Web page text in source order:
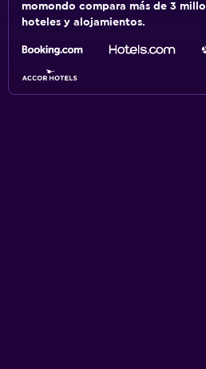
momondo compara más de 3
hoteles y alojamientos.